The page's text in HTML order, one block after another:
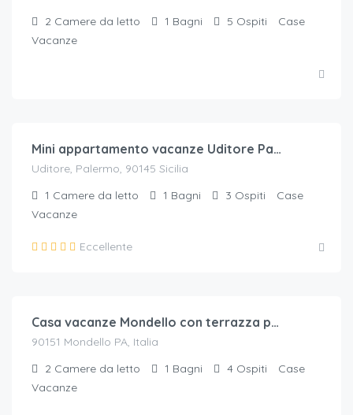
2 Camere da letto 1 Bagni 5 Ospiti
Case
Vacanze
Mini appartamento vacanze Uditore Palermo
Uditore, Palermo, 90145 Sicilia
1 Camere da letto 1 Bagni 3 Ospiti
Case
Vacanze
Eccellente
Casa vacanze Mondello con terrazza panoramica su Capo Gallo
90151 Mondello PA, Italia
2 Camere da letto 1 Bagni 4 Ospiti
Case
Vacanze